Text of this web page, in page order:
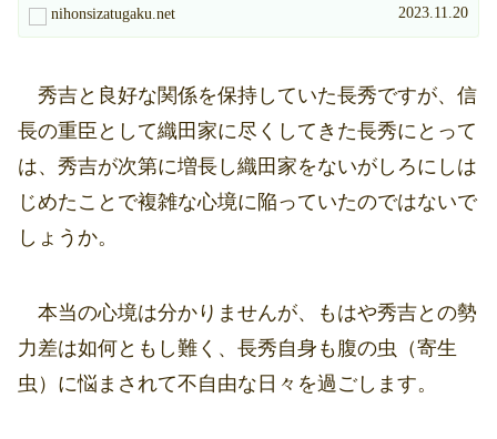
nihonsizatugaku.net 2023.11.20
秀吉と良好な関係を保持していた長秀ですが、信
長の重臣として織田家に尽くしてきた長秀にとって
は、秀吉が次第に増長し織田家をないがしろにしは
じめたことで複雑な心境に陥っていたのではないで
しょうか。
本当の心境は分かりませんが、もはや秀吉との勢
力差は如何ともし難く、長秀自身も腹の虫（寄生
虫）に悩まされて不自由な日々を過ごします。